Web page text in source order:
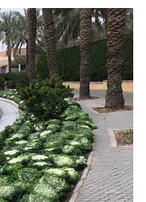
de wijk Diplomatic Quarters